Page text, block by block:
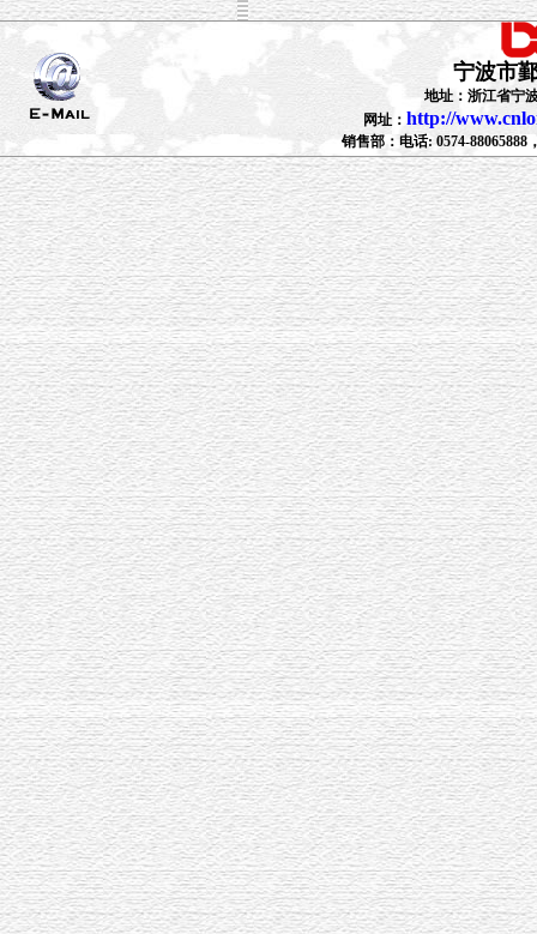
宁波市
地址：浙江省宁
网址： http://
销售部：电话: 0574-88065888